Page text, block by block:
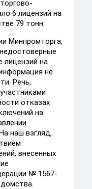
6 лицензий на
79 тонн.
Минпромторга,
лицензий на
не
Речь,
отказах
на
наш взгляд,
внесенных
№ 1567-